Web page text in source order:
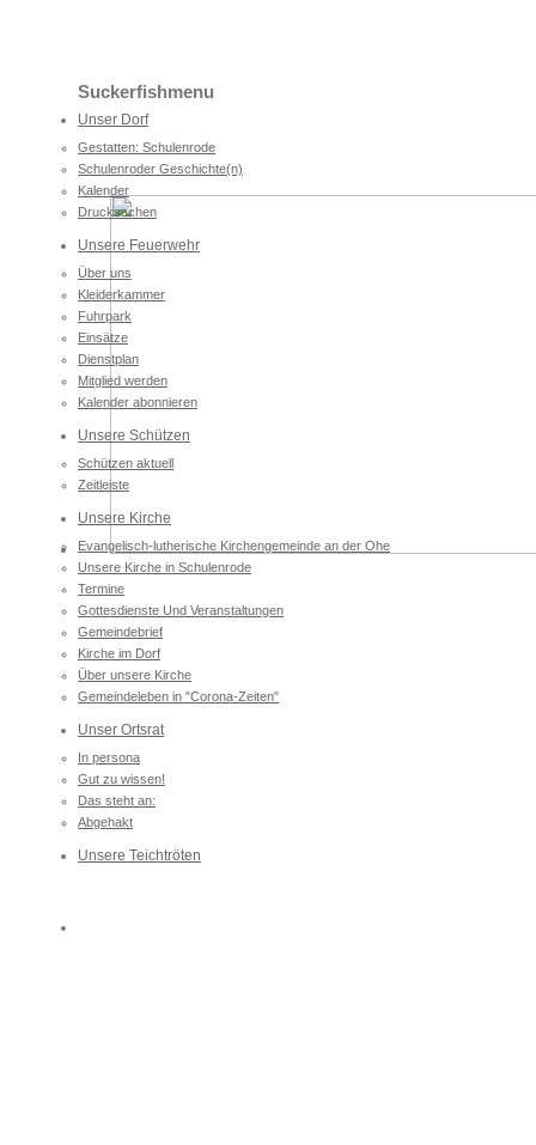
Suckerfishmenu
Unser Dorf
Gestatten: Schulenrode
Schulenroder Geschichte(n)
Kalender
Drucksachen
Unsere Feuerwehr
Über uns
Kleiderkammer
Fuhrpark
Einsätze
Dienstplan
Mitglied werden
Kalender abonnieren
Unsere Schützen
Schützen aktuell
Zeitleiste
Unsere Kirche
Evangelisch-lutherische Kirchengemeinde an der Ohe
Unsere Kirche in Schulenrode
Termine
Gottesdienste Und Veranstaltungen
Gemeindebrief
Kirche im Dorf
Über unsere Kirche
Gemeindeleben in "Corona-Zeiten"
Unser Ortsrat
In persona
Gut zu wissen!
Das steht an:
Abgehakt
Unsere Teichtröten